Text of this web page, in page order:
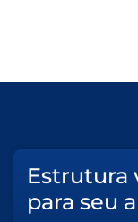
Estrutura
para seu